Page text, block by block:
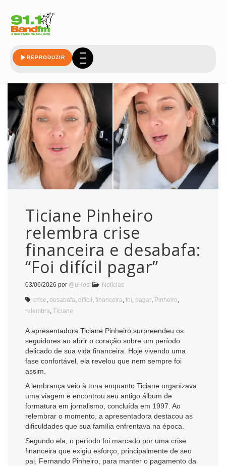
REPRODUZIR
Ticiane Pinheiro
relembra crise
financeira e desabafa:
“Foi difícil pagar”
03/06/2026 por @uHost Notícias
crise desabafa difícil financeira foi pagar Pinheiro
relembra Ticiane
A apresentadora Ticiane Pinheiro surpreendeu os
seguidores ao abrir o coração sobre um período
delicado de sua vida financeira. Hoje vivendo uma
fase confortável, ela revelou que nem sempre foi
assim.
A lembrança veio à tona enquanto Ticiane organizava
uma viagem e encontrou seu antigo álbum de
formatura em jornalismo, concluída em 1997. Ao
relembrar o momento, a apresentadora destacou as
dificuldades que sua família enfrentava na época.
Segundo ela, o período foi marcado por uma crise
financeira que exigiu esforço, principalmente de seu
pai, Fernando Pinheiro, para manter o pagamento da